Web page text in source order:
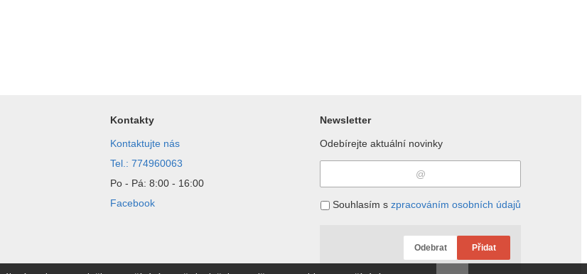
Kontakty
Kontaktujte nás
Tel.: 774960063
Po - Pá: 8:00 - 16:00
Facebook
Newsletter
Odebírejte aktuální novinky
Souhlasím s zpracováním osobních údajů
Odebrat Přidat